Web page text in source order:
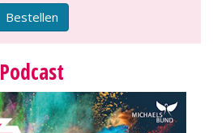
Bestellen
Podcast